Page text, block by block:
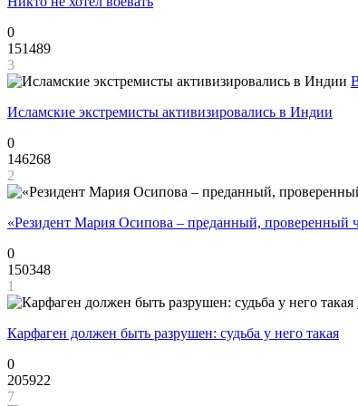
0
151489
3
Исламские экстремисты активизировались в Индии
0
146268
2
«Резидент Мария Осипова – преданный, проверенный
0
150348
1
Карфаген должен быть разрушен: судьба у него такая
0
205922
7